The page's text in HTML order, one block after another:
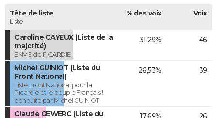
Tête de liste
Liste
% des voix Voix
Caroline CAYEUX (Liste de la
majorité)
ENVIE de PICARDIE
31,29% 46
Michel GUINIOT (Liste du
Front National)
Liste Front National pour la
Picardie et le peuple Français !
conduite par Michel GUINIOT
26,53% 39
Claude GEWERC (Liste du
17,69% 26